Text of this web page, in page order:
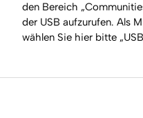
den Bereich
der USB aufzurufen. Als
wählen Sie hier bitte